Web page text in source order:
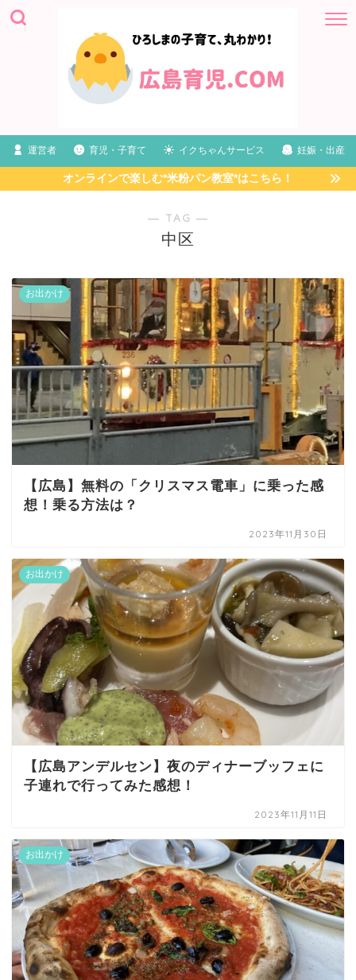
運営者 育児・子育て イクちゃんサービス 妊娠・出産
オンラインで楽しむ*米粉パン教室*はこちら！
― TAG ―
中区
お出かけ
【広島】無料の「クリスマス電車」に乗った感
想！乗る方法は？
2023年11月30日
お出かけ
【広島アンデルセン】夜のディナーブッフェに
子連れで行ってみた感想！
2023年11月11日
お出かけ